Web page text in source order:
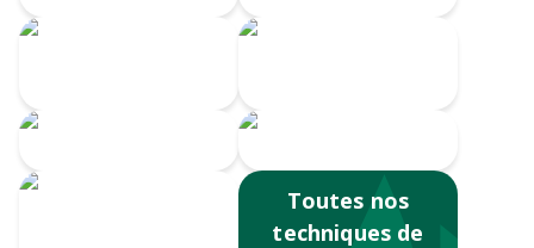
Toutes nos
techniques de